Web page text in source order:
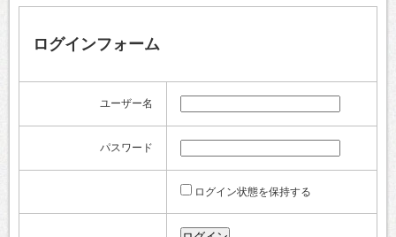
ログインフォーム
ユーザー名
パスワード
ログイン状態を保持する